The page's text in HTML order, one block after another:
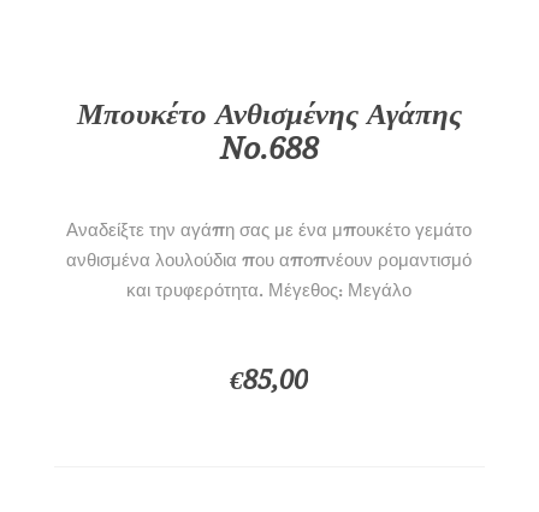
Μπουκέτο Ανθισμένης Αγάπης
No.688
Αναδείξτε την αγάπη σας με ένα μπουκέτο γεμάτο
ανθισμένα λουλούδια που αποπνέουν ρομαντισμό
και τρυφερότητα. Μέγεθος: Μεγάλο
€85,00